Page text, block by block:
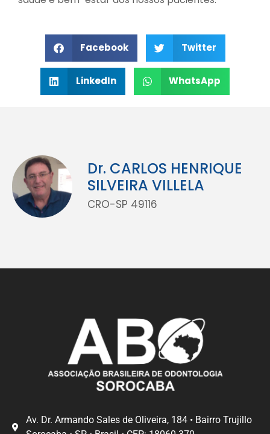
Facebook Twitter
LinkedIn WhatsApp
Dr. CARLOS HENRIQUE
SILVEIRA VILLELA
CRO-SP 49116
Av. Dr. Armando Sales de Oliveira, 184 • Bairro Trujillo